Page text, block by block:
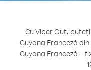
Cu Viber Out,
Guyana Franceză
Guyana Franceză –